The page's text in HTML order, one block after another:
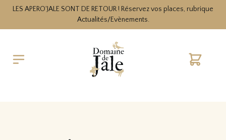
LES APERO'JALE SONT DE RETOUR ! Réservez vos places, rubrique
Actualités/Evènements.
Cart